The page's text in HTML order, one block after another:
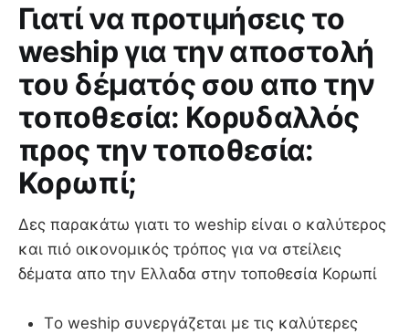
Γιατί να προτιμήσεις το
weship για την αποστολή
του δέματός σου απο την
τοποθεσία: Κορυδαλλός
προς την τοποθεσία:
Κορωπί;
Δες παρακάτω γιατι το weship είναι ο καλύτερος
και πιό οικονομικός τρόπος για να στείλεις
δέματα απο την Ελλαδα στην τοποθεσία Κορωπί
Τo weship συνεργάζεται με τις καλύτερες